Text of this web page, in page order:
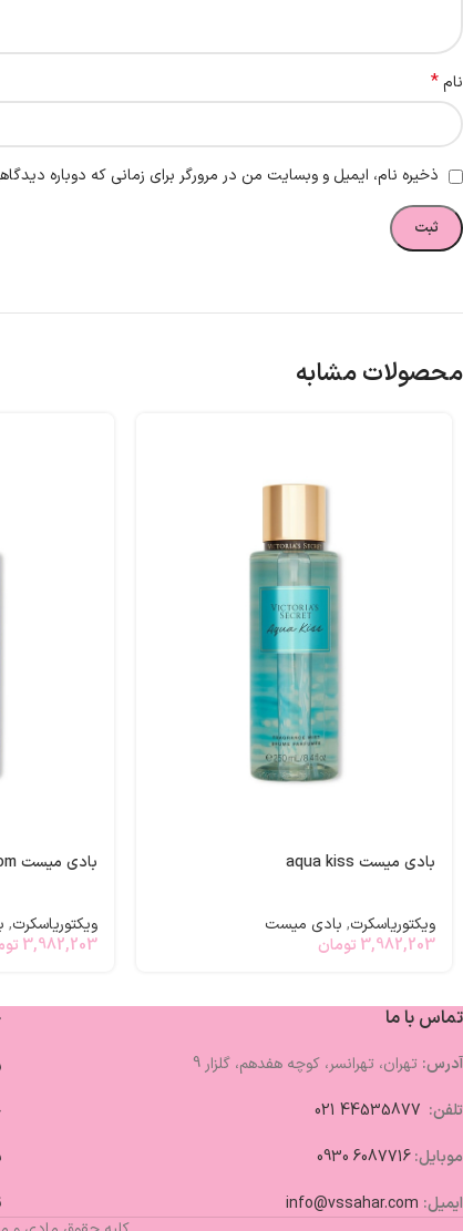
نام*
ذخیره نام، ایمیل و وبسایت من در مرورگر برای زمانی که دوباره
محصولات مشابه
بادی میست aqua kiss
ویکتوریاسکرت, بادی میست
3,982,203 تومان
بادی میست midnight bloom
ویکتوریاسکرت,
3,982,203
تماس با ما
آدرس: تهران، تهرانسر، کوچه هفدهم، گلزار 9
تلفن:
موبایل:6087716 0930
ایمیل: info@vssahar.com